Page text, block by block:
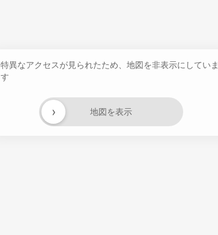
特異なアクセスが見られたため、地図を非表示にしていま
す
地図を表示
›